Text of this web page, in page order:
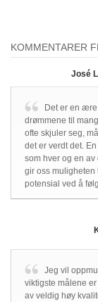
KOMMENTARER
José
Det er en
drømmene til
ofte skjuler seg,
det er verdt det.
som hver og en av
gir oss muligheten
potensial ved å
Jeg vil
viktigste målene
av veldig høy